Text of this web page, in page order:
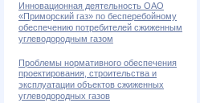
Инновационная деятельность ОАО
«Приморский газ» по бесперебойному
обеспечению потребителей сжиженным
углеводородным газом
Проблемы нормативного обеспечения
проектирования, строительства и
эксплуатации объектов сжиженных
углеводородных газов